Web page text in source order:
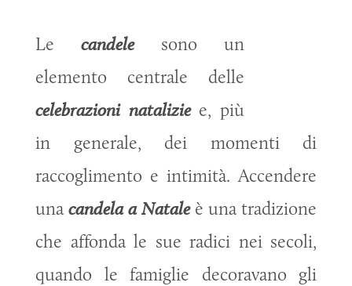
Le candelesono un
elemento centrale delle
celebrazioni nataliziee, più
in generale, dei momenti di
raccoglimento e intimità. Accendere
unacandela a Nataleè una tradizione
che affonda le sue radici nei secoli,
quando le famiglie decoravano gli